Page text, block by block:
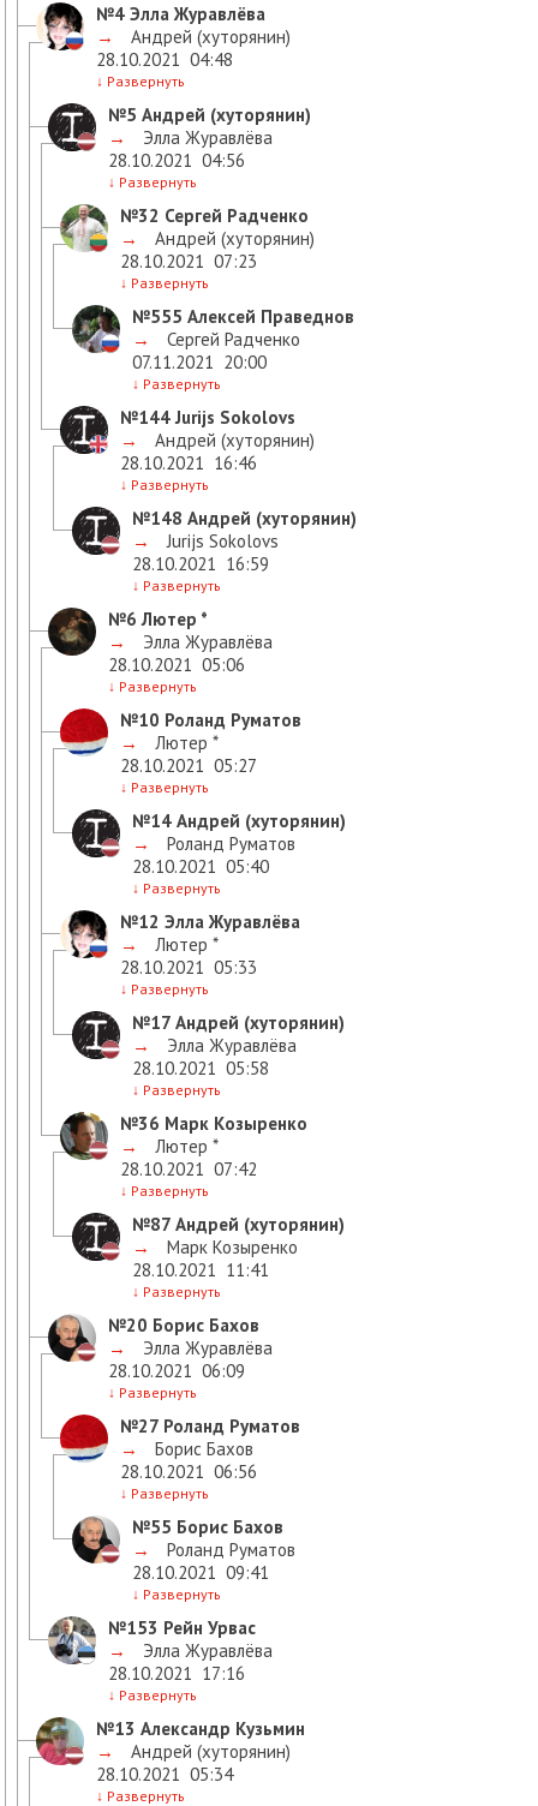
№4 Элла Журавлёва
→
Андрей (хуторянин)
28.10.2021 04:48
↓ Развернуть
№5 Андрей (хуторянин)
→
Элла Журавлёва
28.10.2021 04:56
↓ Развернуть
№32 Сергей Радченко
→
Андрей (хуторянин)
28.10.2021 07:23
↓ Развернуть
№555 Алексей Праведнов
→
Сергей Радченко
07.11.2021 20:00
↓ Развернуть
№144 Jurijs Sokolovs
→
Андрей (хуторянин)
28.10.2021 16:46
↓ Развернуть
№148 Андрей (хуторянин)
→
Jurijs Sokolovs
28.10.2021 16:59
↓ Развернуть
№6 Лютер *
→
Элла Журавлёва
28.10.2021 05:06
↓ Развернуть
№10 Роланд Руматов
→
Лютер *
28.10.2021 05:27
↓ Развернуть
№14 Андрей (хуторянин)
→
Роланд Руматов
28.10.2021 05:40
↓ Развернуть
№12 Элла Журавлёва
→
Лютер *
28.10.2021 05:33
↓ Развернуть
№17 Андрей (хуторянин)
→
Элла Журавлёва
28.10.2021 05:58
↓ Развернуть
№36 Марк Козыренко
→
Лютер *
28.10.2021 07:42
↓ Развернуть
№87 Андрей (хуторянин)
→
Марк Козыренко
28.10.2021 11:41
↓ Развернуть
№20 Борис Бахов
→
Элла Журавлёва
28.10.2021 06:09
↓ Развернуть
№27 Роланд Руматов
→
Борис Бахов
28.10.2021 06:56
↓ Развернуть
№55 Борис Бахов
→
Роланд Руматов
28.10.2021 09:41
↓ Развернуть
№153 Рейн Урвас
→
Элла Журавлёва
28.10.2021 17:16
↓ Развернуть
№13 Александр Кузьмин
→
Андрей (хуторянин)
28.10.2021 05:34
↓ Развернуть